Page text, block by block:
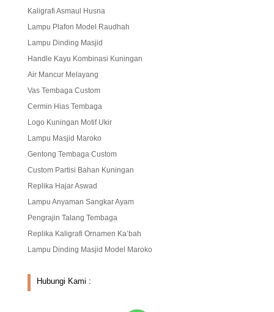
Kaligrafi Asmaul Husna
Lampu Plafon Model Raudhah
Lampu Dinding Masjid
Handle Kayu Kombinasi Kuningan
Air Mancur Melayang
Vas Tembaga Custom
Cermin Hias Tembaga
Logo Kuningan Motif Ukir
Lampu Masjid Maroko
Gentong Tembaga Custom
Custom Partisi Bahan Kuningan
Replika Hajar Aswad
Lampu Anyaman Sangkar Ayam
Pengrajin Talang Tembaga
Replika Kaligrafi Ornamen Ka’bah
Lampu Dinding Masjid Model Maroko
Hubungi Kami :